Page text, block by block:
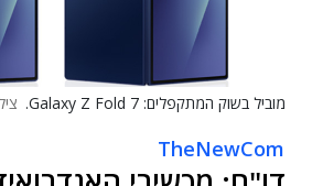
מוביל בשוק המתקפלים: Galaxy Z Fold 7.
TheNewCom